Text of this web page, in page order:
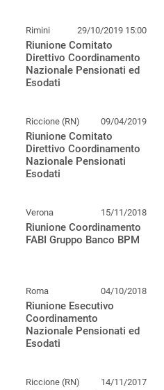
Rimini 29/10/2019 15:00
Riunione Comitato
Direttivo Coordinamento
Nazionale Pensionati ed
Esodati
Riccione (RN) 09/04/2019
Riunione Comitato
Direttivo Coordinamento
Nazionale Pensionati
Esodati
Verona 15/11/2018
Riunione Coordinamento
FABI Gruppo Banco BPM
Roma 04/10/2018
Riunione Esecutivo
Coordinamento
Nazionale Pensionati ed
Esodati
Riccione (RN) 14/11/2017